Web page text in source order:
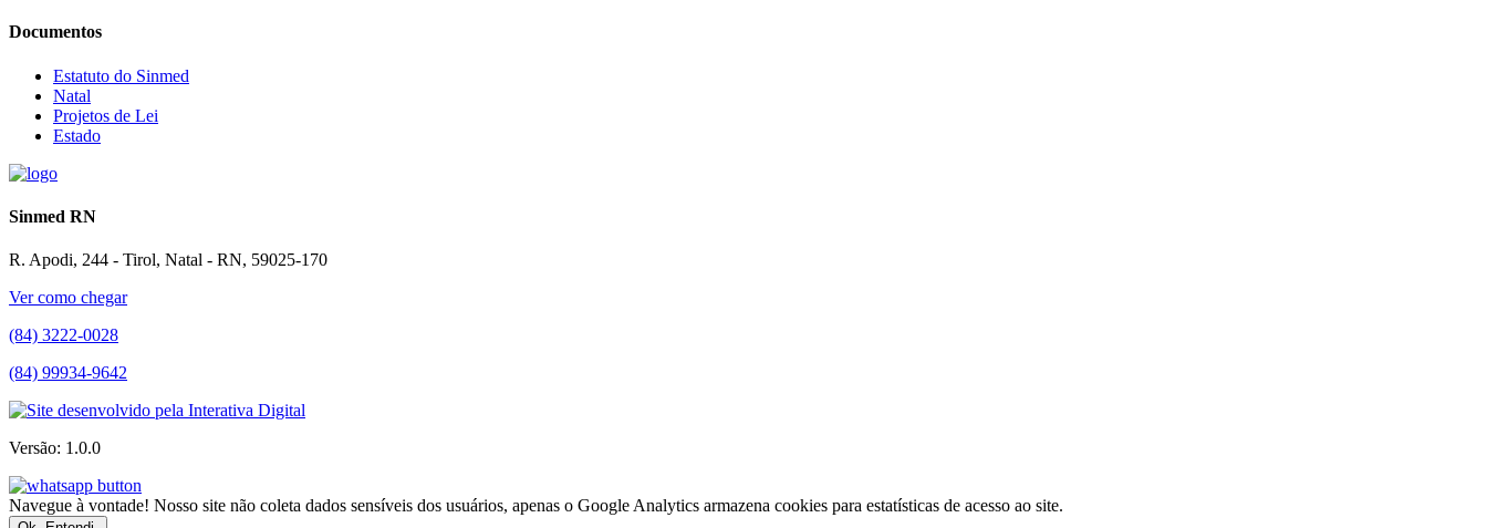
Documentos
Estatuto do Sinmed
Natal
Projetos de Lei
Estado
Sinmed RN
R. Apodi, 244 - Tirol, Natal - RN, 59025-170
Ver como chegar
(84) 3222-0028
(84) 99934-9642
Versão: 1.0.0
Navegue à vontade! Nosso site não coleta dados sensíveis dos usuários, apenas o Google Analytics armazena cookies para estatísticas de acesso ao site.